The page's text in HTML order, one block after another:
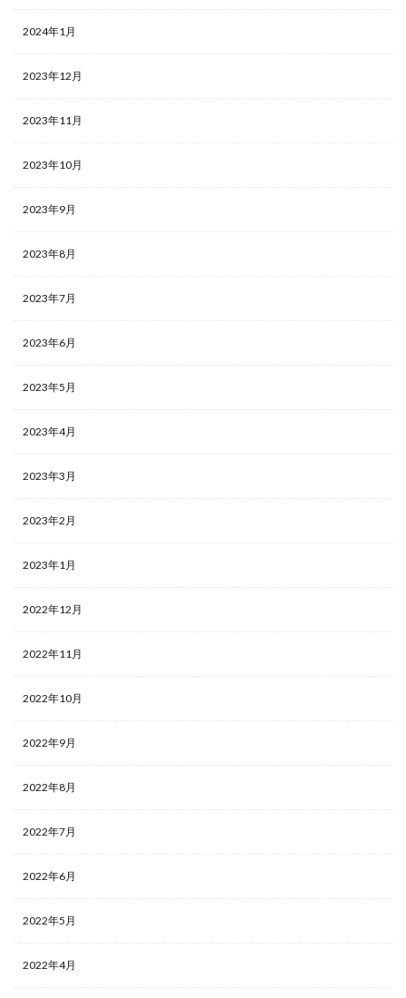
2024年1月
2023年12月
2023年11月
2023年10月
2023年9月
2023年8月
2023年7月
2023年6月
2023年5月
2023年4月
2023年3月
2023年2月
2023年1月
2022年12月
2022年11月
2022年10月
2022年9月
2022年8月
2022年7月
2022年6月
2022年5月
2022年4月